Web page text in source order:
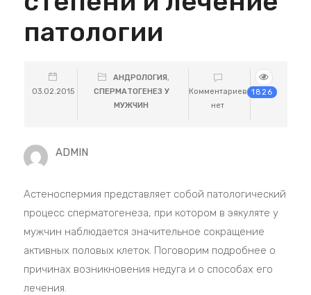
патологии
03.02.2015
АНДРОЛОГИЯ,
СПЕРМАТОГЕНЕЗ У
МУЖЧИН
Комментариев
нет
1826
ADMIN
Астеноспермия представляет собой патологический
процесс сперматогенеза, при котором в эякуляте у
мужчин наблюдается значительное сокращение
активных половых клеток. Поговорим подробнее о
причинах возникновения недуга и о способах его
лечения.